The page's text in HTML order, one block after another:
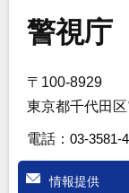
警視庁
〒100-8929
東京都千代田
電話： 03-3581-
情報提供